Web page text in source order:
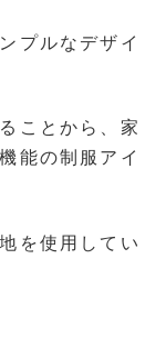
プルなデザイ
ことから、家
能の制服アイ
を使用してい